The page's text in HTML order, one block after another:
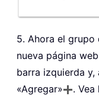
5. Ahora el grupo
nueva página
barra izquierda
«Agregar»
.